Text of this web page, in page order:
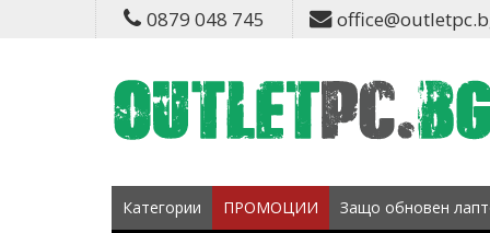
0879 048 745
Категории ПРОМОЦИИ Защо обновен